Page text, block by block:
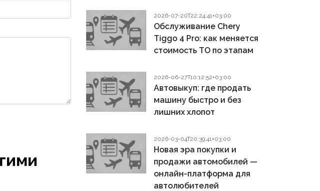
2026-07-20T22:24:41+03:00
Обслуживание Chery
Tiggo 4 Pro: как меняется
стоимость ТО по этапам
2026-06-27T10:12:52+03:00
Автовыкуп: где продать
машину быстро и без
лишних хлопот
2026-03-04T20:39:41+03:00
Новая эра покупки и
продажи автомобилей —
онлайн-платформа для
автолюбителей